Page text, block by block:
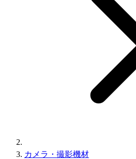
カメラ・撮影機材